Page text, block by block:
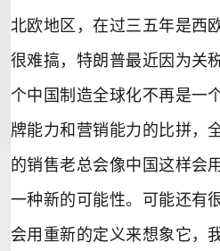
北欧地区，在过三五年是西
很难搞，特朗普最近因为关
个中国制造全球化不再是一
牌能力和营销能力的比拼，
的销售老总会像中国这样会
一种新的可能性。可能还有
会用重新的定义来想象它，